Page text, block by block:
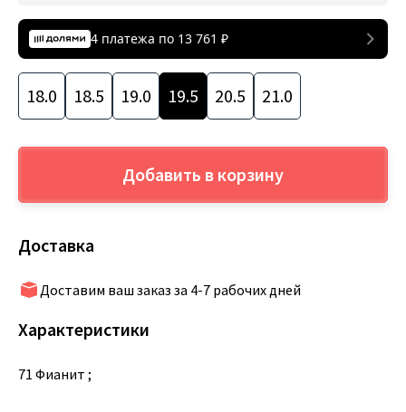
4 платежа по 13 761 ₽
18.0 18.5 19.0 19.5 20.5 21.0
Добавить в корзину
Доставка
Доставим ваш заказ за 4-7 рабочих дней
Характеристики
71 Фианит ;